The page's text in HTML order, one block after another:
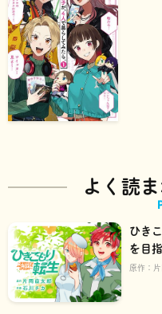
よく読
ひき
を目
原作：